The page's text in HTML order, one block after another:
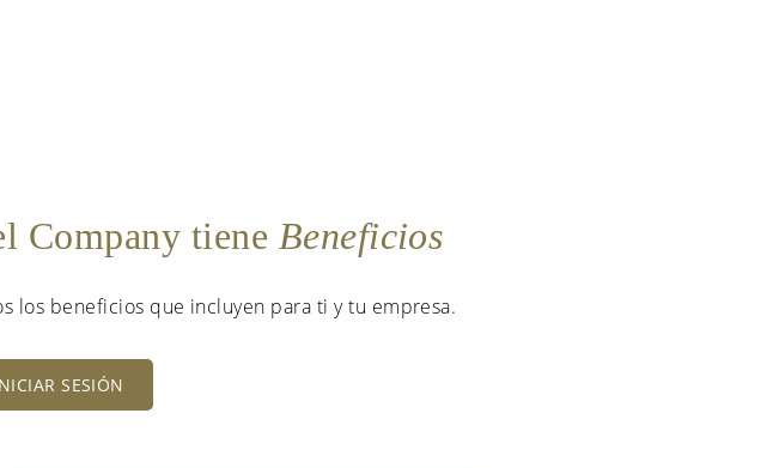
Company tiene Beneficios
los beneficios que incluyen para ti y tu empresa.
SESIÓN